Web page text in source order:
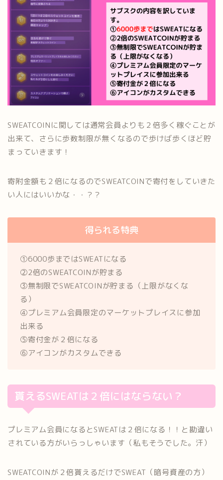
SWEATCOINに関しては通常会員よりも２倍多く稼ぐことが
出来て、さらに歩数制限が無くなるので歩けば歩くほど貯
まっていきます！
寄附金額も２倍になるのでSWEATCOINで寄付をしていきた
い人にはいいかな・・？？
得られる特典
①6000歩まではSWEATになる
②2倍のSWEATCOINが貯まる
③無制限でSWEATCOINが貯まる（上限がなくな
る）
④プレミアム会員限定のマーケットプレイスに参加
出来る
⑤寄付金が２倍になる
⑥アイコンがカスタムできる
貰えるSWEATは２倍にはならない？
プレミアム会員になるとSWEATは２倍になる！！と勘違い
されている方がいらっしゃいます（私もそうでした。汗）
SWEATCOINが２倍貰えるだけでSWEAT（暗号資産の方）